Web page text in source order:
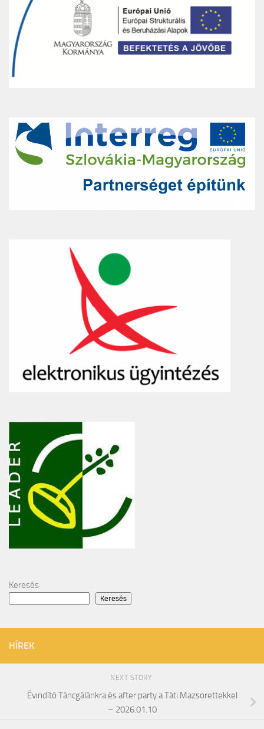
Keresés
Keresés
HÍREK
NEXT STORY
Évindító Táncgálánkra és after party a Táti Mazsorettekkel
– 2026.01.10